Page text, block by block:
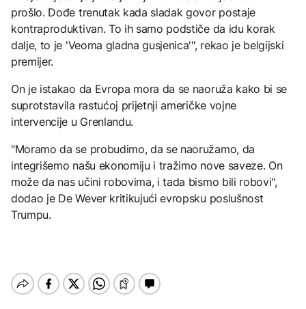
prošlo. Dođe trenutak kada sladak govor postaje
kontraproduktivan. To ih samo podstiče da idu korak
dalje, to je 'Veoma gladna gusjenica'", rekao je belgijski
premijer.
On je istakao da Evropa mora da se naoruža kako bi se
suprotstavila rastućoj prijetnji američke vojne
intervencije u Grenlandu.
"Moramo da se probudimo, da se naoružamo, da
integrišemo našu ekonomiju i tražimo nove saveze. On
može da nas učini robovima, i tada bismo bili robovi",
dodao je De Wever kritikujući evropsku poslušnost
Trumpu.